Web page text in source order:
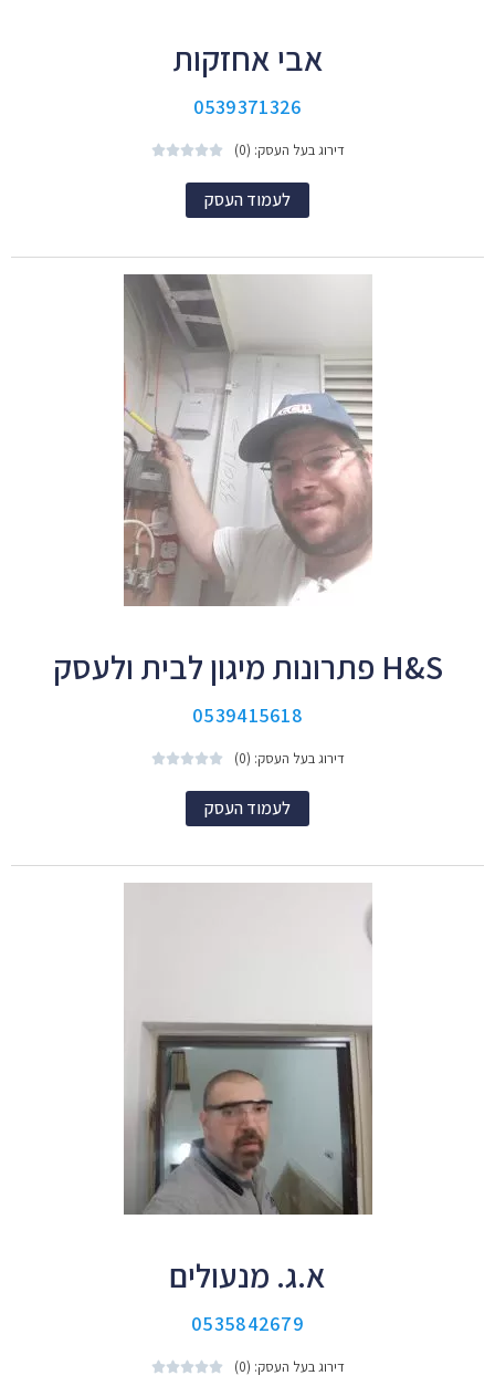
אבי אחזקות
0539371326
דירוג בעל העסק: (0) 




לעמוד העסק
H&S פתרונות מיגון לבית ולעסק
0539415618
דירוג בעל העסק: (0) 




לעמוד העסק
א.ג. מנעולים
0535842679
דירוג בעל העסק: (0) 



